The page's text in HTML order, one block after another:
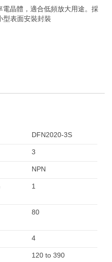
電晶體，適合低頻放大用途。採
型表面安裝封裝
DFN2020-3S
3
NPN
1
80
4
120 to 390